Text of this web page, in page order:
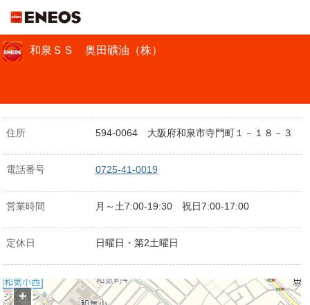
和泉ＳＳ 奥田礦油（株）
住所 594-0064 大阪府和泉市寺門町１－１８－３
電話番号 0725-41-0019
営業時間 月～土7:00-19:30 祝日7:00-17:00
定休日 日曜日・第2土曜日
+